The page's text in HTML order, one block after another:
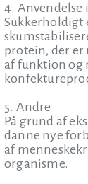
4.
Sukkerholdigt
protein, der
af funktion og
5. Andre
På grund af
danne nye
af
organisme.